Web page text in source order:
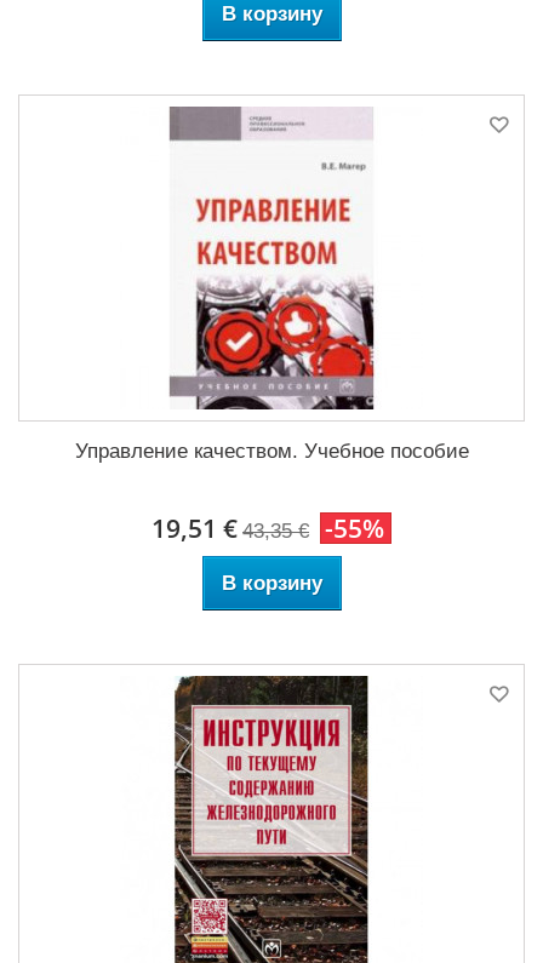
В корзину
Управление качеством. Учебное пособие
19,51 € 43,35 € -55%
В корзину